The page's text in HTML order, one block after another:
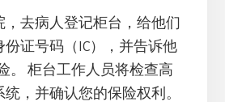
，去病人登记柜台，给他们
证号码（IC），并告诉他
。 柜台工作人员将检查高
，并确认您的保险权利。